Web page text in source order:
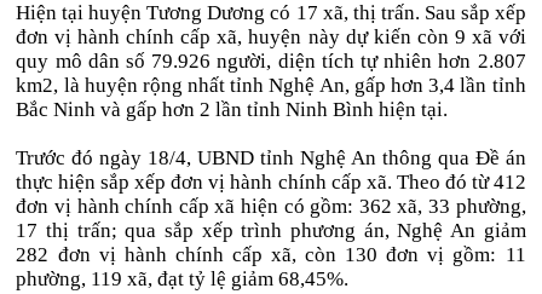
Hiện tại huyện Tương Dương có 17 xã, thị trấn. Sau sắp xếp
đơn vị hành chính cấp xã, huyện này dự kiến còn 9 xã với
quy mô dân số 79.926 người, diện tích tự nhiên hơn 2.807
km2, là huyện rộng nhất tỉnh Nghệ An, gấp hơn 3,4 lần tỉnh
Bắc Ninh và gấp hơn 2 lần tỉnh Ninh Bình hiện tại.
Trước đó ngày 18/4, UBND tỉnh Nghệ An thông qua Đề án
thực hiện sắp xếp đơn vị hành chính cấp xã. Theo đó từ 412
đơn vị hành chính cấp xã hiện có gồm: 362 xã, 33 phường,
17 thị trấn; qua sắp xếp trình phương án, Nghệ An giảm
282 đơn vị hành chính cấp xã, còn 130 đơn vị gồm: 11
phường, 119 xã, đạt tỷ lệ giảm 68,45%.